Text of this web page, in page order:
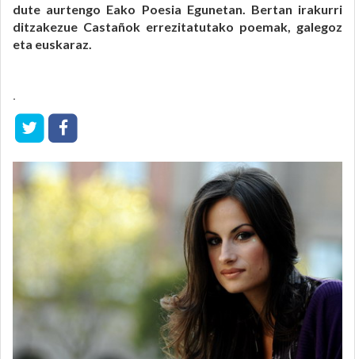
dute aurtengo Eako Poesia Egunetan. Bertan irakurri
ditzakezue Castañok errezitatutako poemak, galegoz
eta euskaraz.
.